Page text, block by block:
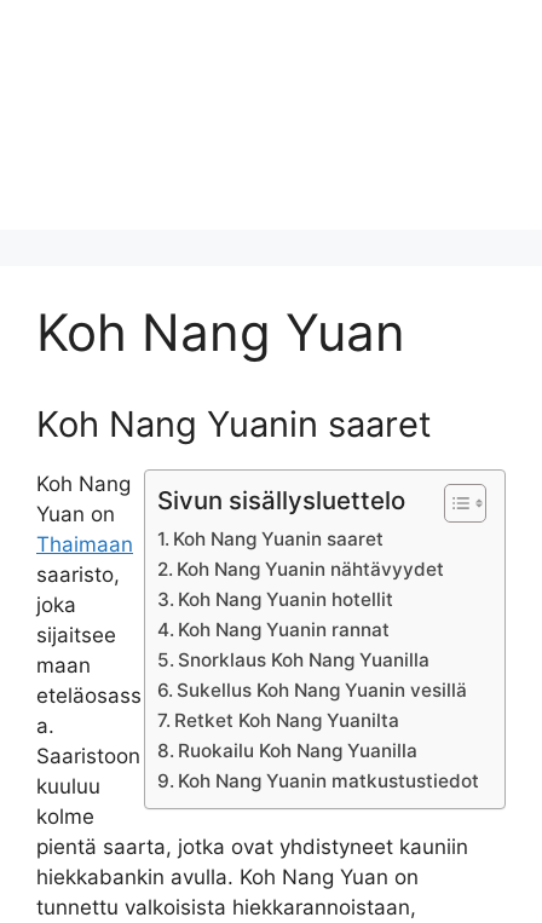
Koh Nang Yuan
Koh Nang Yuanin saaret
Sivun sisällysluettelo
Koh Nang Yuanin saaret
Koh Nang Yuanin nähtävyydet
Koh Nang Yuanin hotellit
Koh Nang Yuanin rannat
Snorklaus Koh Nang Yuanilla
Sukellus Koh Nang Yuanin vesillä
Retket Koh Nang Yuanilta
Ruokailu Koh Nang Yuanilla
Koh Nang Yuanin matkustustiedot
Koh Nang
Yuan on
Thaimaan
saaristo,
joka
sijaitsee
maan
eteläosass
a.
Saaristoon
kuuluu
kolme
pientä saarta, jotka ovat yhdistyneet kauniin
hiekkabankin avulla. Koh Nang Yuan on
tunnettu valkoisista hiekkarannoistaan,